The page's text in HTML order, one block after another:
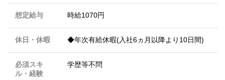
想定給与 時給1070円
休日・休暇 ◆年次有給休暇(入社6ヵ月以降より10日間)
必須スキ
ル・経験
学歴等不問